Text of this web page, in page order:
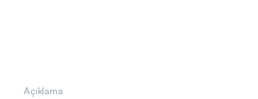
Açıklama